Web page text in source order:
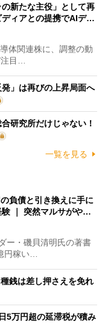
新たな主役」として再
ィアとの提携でAIデ…
体関連株に、調整の動
目…
」は再びの上昇局面へ
研究所だけじゃない！
一覧を見る
負債と引き換えに手に
験 ｜ 突然マルサがや…
ー・磯貝清明氏の著書
円稼い…
銭は差し押さえを免れ
5万円超の延滞税が積み